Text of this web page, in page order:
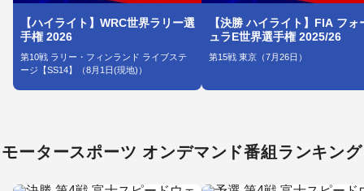
【ハイライト】WRC世界ラリー選
手権 2026
第10戦 ラリー・フィンランド ライブステ
ージ【SS14】（8月1日(現地)）
【決勝 ハイライト】FIA フォ
ュラE世界選手権 2025/26
第15戦 東京（7月26日）
モータースポーツ オンデマンド番組ランキング